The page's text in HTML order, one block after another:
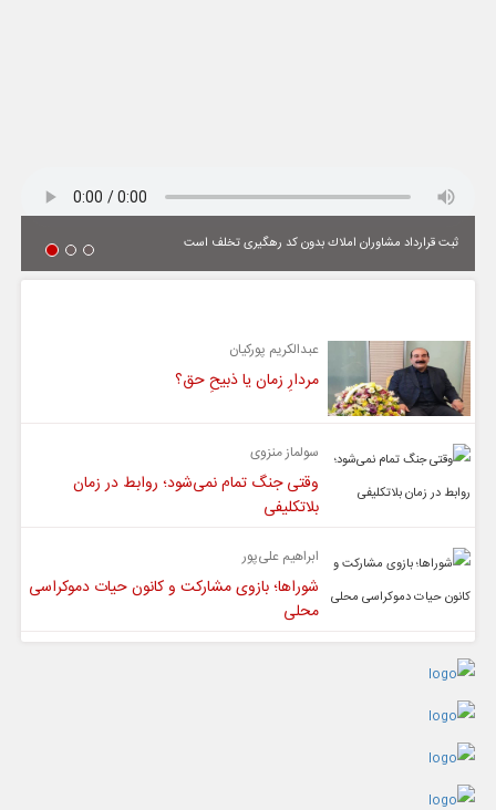
ثبت قرارداد مشاوران املاك بدون كد رهگیری تخلف است
عبدالکریم پورکیان
مردارِ زمان یا ذبیحِ حق؟
سولماز منزوی
وقتی جنگ تمام نمی‌شود؛ روابط در زمان
بلاتکلیفی
ابراهیم علی‌پور
شوراها؛ بازوی مشارکت و کانون حیات دموکراسی
محلی